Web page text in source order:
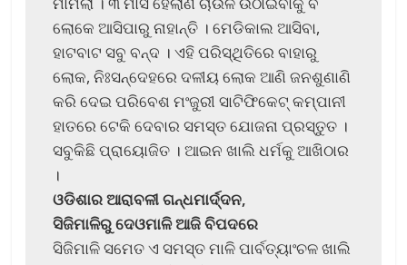
ଲୋକେ ଆସିପାରୁ ନାହାନ୍ତି । ମେଡିକାଲ ଆସିବା,
ହାଟବାଟ ସବୁ ବନ୍ଦ । ଏହି ପରିସ୍ଥିତିରେ ବାହାରୁ
ଲୋକ, ନିଃସନ୍ଦେହରେ ଦଳୀୟ ଲୋକ ଆଣି ଜନଶୁଣାଣି
କରି ଦେଇ ପରିବେଶ ମଂଜୁରୀ ସାଟିଫିକେଟ୍ କମ୍ପାନୀ
ହାତରେ ଟେକି ଦେବାର ସମସ୍ତ ଯୋଜନା ପ୍ରସ୍ତୁତ ।
ସବୁକିଛି ପ୍ରାୟୋଜିତ । ଆଇନ ଖାଲି ଧର୍ମକୁ ଆଖିଠାର
।
ଓଡିଶାର ଆରାବଳୀ ଗନ୍ଧମାର୍ଦ୍ଦନ,
ସିଜିମାଳିରୁ ଦେଓମାଳି ଆଜି ବିପଦରେ
ସିଜିମାଳି ସମେତ ଏ ସମସ୍ତ ମାଳି ପାର୍ବତ୍ୟାଂଚଳ ଖାଲି